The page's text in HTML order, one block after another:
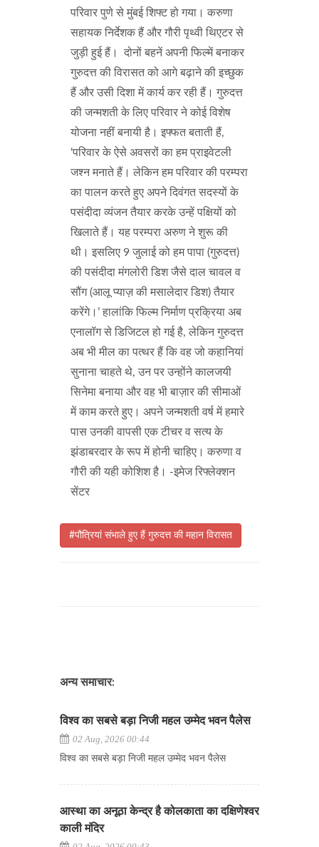
परिवार पुणे से मुंबई शिफ्ट हो गया। करुणा
सहायक निर्देशक हैं और गौरी पृथ्वी थिएटर से
जुड़ी हुई हैं। दोनों बहनें अपनी फिल्में बनाकर
गुरुदत्त की विरासत को आगे बढ़ाने की इच्छुक
हैं और उसी दिशा में कार्य कर रही हैं। गुरुदत्त
की जन्मशती के लिए परिवार ने कोई विशेष
योजना नहीं बनायी है। इफ्फत बताती हैं,
‘परिवार के ऐसे अवसरों का हम प्राइवेटली
जश्न मनाते हैं। लेकिन हम परिवार की परम्परा
का पालन करते हुए अपने दिवंगत सदस्यों के
पसंदीदा व्यंजन तैयार करके उन्हें पक्षियों को
खिलाते हैं। यह परम्परा अरुण ने शुरू की
थी। इसलिए 9 जुलाई को हम पापा (गुरुदत्त)
की पसंदीदा मंगलोरी डिश जैसे दाल चावल व
सौंग (आलू प्याज़ की मसालेदार डिश) तैयार
करेंगे।’ हालांकि फिल्म निर्माण प्रक्रिया अब
एनालॉग से डिजिटल हो गई है, लेकिन गुरुदत्त
अब भी मील का पत्थर हैं कि वह जो कहानियां
सुनाना चाहते थे, उन पर उन्होंने कालजयी
सिनेमा बनाया और वह भी बाज़ार की सीमाओं
में काम करते हुए। अपने जन्मशती वर्ष में हमारे
पास उनकी वापसी एक टीचर व सत्य के
झंडाबरदार के रूप में होनी चाहिए। करुणा व
गौरी की यही कोशिश है। -इमेज रिफ्लेक्शन
सेंटर
#पौत्रियां संभाले हुए हैं गुरुदत्त की महान विरासत
अन्य समाचार:
विश्व का सबसे बड़ा निजी महल उम्मेद भवन पैलेस
02 Aug, 2026 00:44
विश्व का सबसे बड़ा निजी महल उम्मेद भवन पैलेस
आस्था का अनूठा केन्द्र है कोलकाता का दक्षिणेश्वर
काली मंदिर